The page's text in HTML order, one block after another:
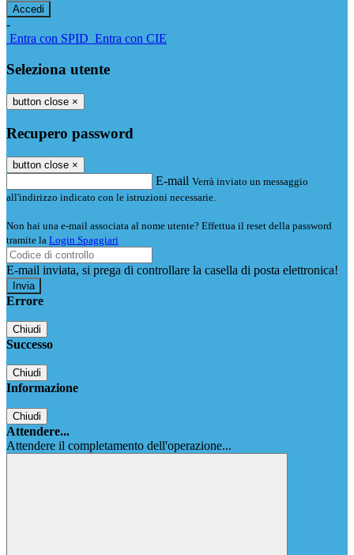
-
Entra con SPID Entra con CIE
Seleziona utente
button close ×
Recupero password
button close ×
E-mail Verrà inviato un messaggio
all'indirizzo indicato con le istruzioni necessarie.
Non hai una e-mail associata al nome utente? Effettua il reset della password
tramite la Login Spaggiari
E-mail inviata, si prega di controllare la casella di posta elettronica!
Errore
Chiudi
Successo
Chiudi
Informazione
Chiudi
Attendere...
Attendere il completamento dell'operazione...